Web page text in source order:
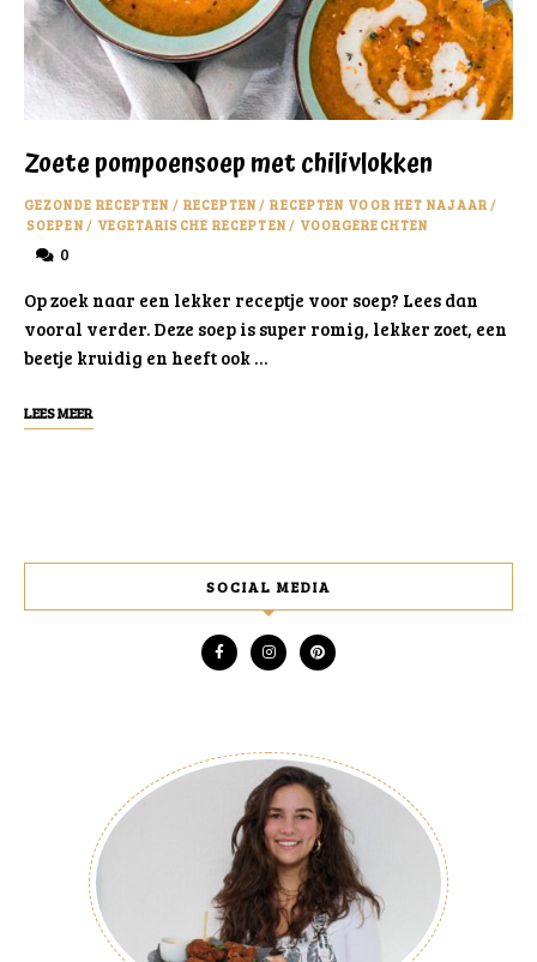
Zoete pompoensoep met chilivlokken
GEZONDE RECEPTEN / RECEPTEN/ RECEPTEN VOOR HET NAJAAR/
SOEPEN/ VEGETARISCHE RECEPTEN/ VOORGERECHTEN
0
Op zoek naar een lekker receptje voor soep? Lees dan
vooral verder. Deze soep is super romig, lekker zoet, een
beetje kruidig en heeft ook …
LEES MEER
SOCIAL MEDIA